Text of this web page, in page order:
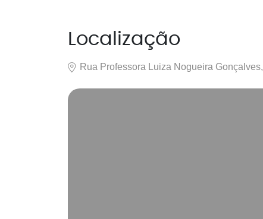
Localização
Rua Professora Luiza Nogueira Gonçalves,